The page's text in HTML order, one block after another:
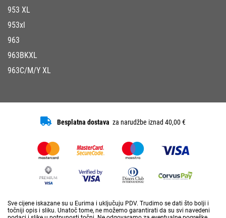
953 XL
953xl
963
963BKXL
963C/M/Y XL
Besplatna dostava za narudžbe iznad 40,00 €
Sve cijene iskazane su u Eurima i uključuju PDV. Trudimo se dati što bolji i
točniji opis i sliku. Unatoč tome, ne možemo garantirati da su svi navedeni